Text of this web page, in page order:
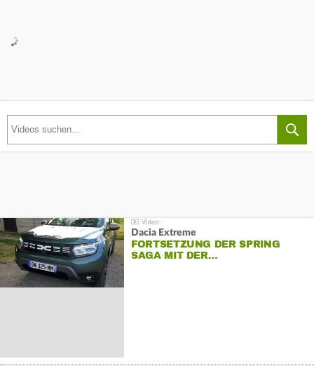
Dacia Extreme
FORTSETZUNG DER SPRING
SAGA MIT DER…